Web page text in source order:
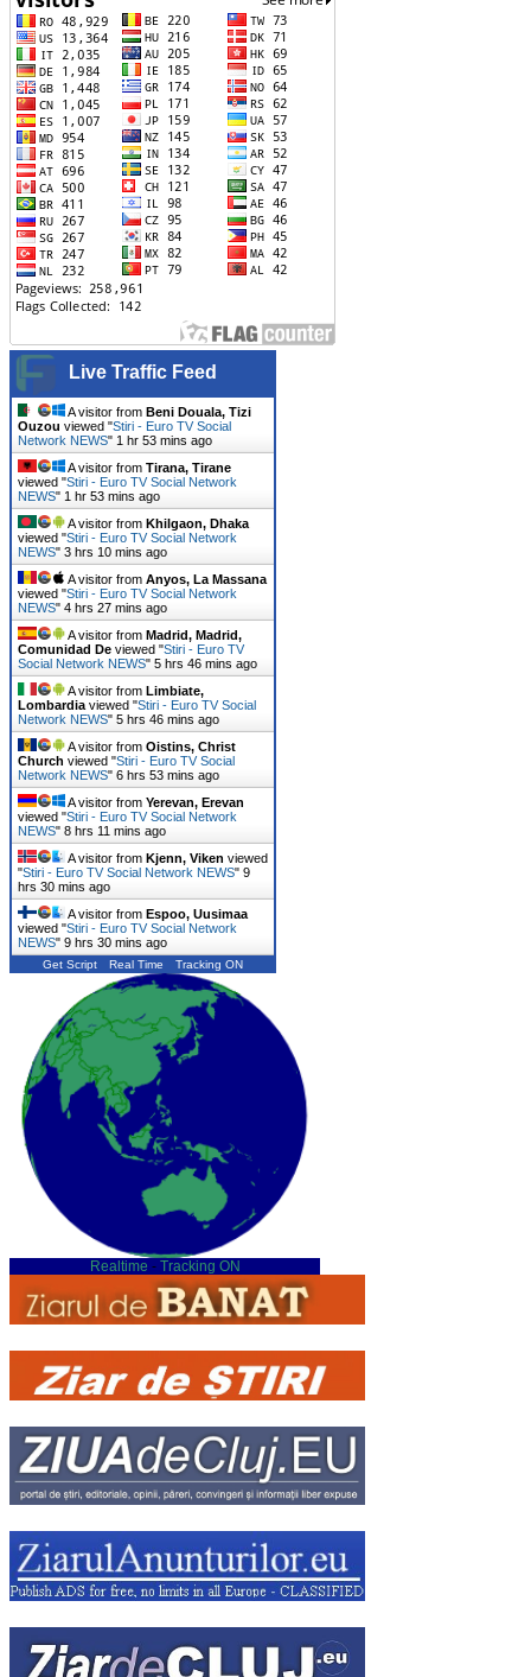
Live Traffic Feed
A visitor from Beni Douala, Tizi
Ouzou viewed "Stiri - Euro TV Social
Network NEWS" 1 hr 53 mins ago
A visitor from Tirana, Tirane
viewed "Stiri - Euro TV Social Network
NEWS" 1 hr 53 mins ago
A visitor from Khilgaon, Dhaka
viewed "Stiri - Euro TV Social Network
NEWS" 3 hrs 10 mins ago
A visitor from Anyos, La Massana
viewed "Stiri - Euro TV Social Network
NEWS" 4 hrs 27 mins ago
A visitor from Madrid, Madrid,
Comunidad De viewed "Stiri - Euro TV
Social Network NEWS" 5 hrs 46 mins ago
A visitor from Limbiate,
Lombardia viewed "Stiri - Euro TV Social
Network NEWS" 5 hrs 46 mins ago
A visitor from Oistins, Christ
Church viewed "Stiri - Euro TV Social
Network NEWS" 6 hrs 53 mins ago
A visitor from Yerevan, Erevan
viewed "Stiri - Euro TV Social Network
NEWS" 8 hrs 11 mins ago
A visitor from Kjenn, Viken viewed
"Stiri - Euro TV Social Network NEWS" 9
hrs 30 mins ago
A visitor from Espoo, Uusimaa
viewed "Stiri - Euro TV Social Network
NEWS" 9 hrs 30 mins ago
Get Script Real Time Tracking ON
Realtime - Tracking ON